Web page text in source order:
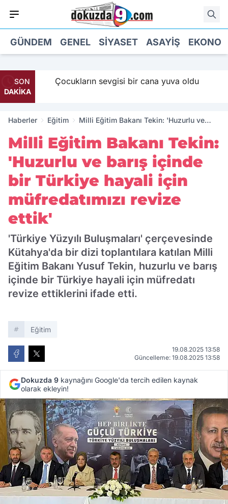
GÜNDEM GENEL SIYASET ASAYIŞ
SON
DAKİKA
Çocukların sevgisi bir cana yuva oldu
Haberler Eğitim
Milli Eğitim Bakanı Tekin: 'Huzurlu ve
müfredatımızı revize ettik'
Milli Eğitim Bakanı Tekin:
'Huzurlu ve barış içinde
bir Türkiye hayali için
müfredatımızı revize
ettik'
'Türkiye Yüzyılı Buluşmaları' çerçevesinde
Kütahya'da bir dizi toplantılara katılan Milli
Eğitim Bakanı Yusuf Tekin, huzurlu ve barış
içinde bir Türkiye hayali için müfredatı
revize ettiklerini ifade etti.
Eğitim
19.08.2025 13:58
Güncelleme: 19.08.2025 13:58
Dokuzda 9 kaynağını Google'da tercih edilen kaynak
olarak ekleyin!